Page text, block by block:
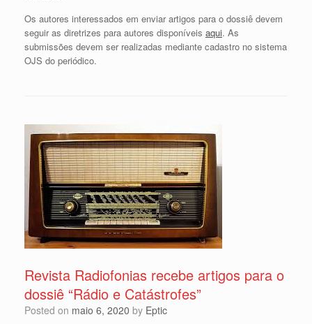
Os autores interessados em enviar artigos para o dossiê devem
seguir as diretrizes para autores disponíveis aqui. As
submissões devem ser realizadas mediante cadastro no sistema
OJS do periódico.
Revista Radiofonias recebe artigos para o
dossiê “Rádio e Catástrofes”
Posted on maio 6, 2020 by Eptic